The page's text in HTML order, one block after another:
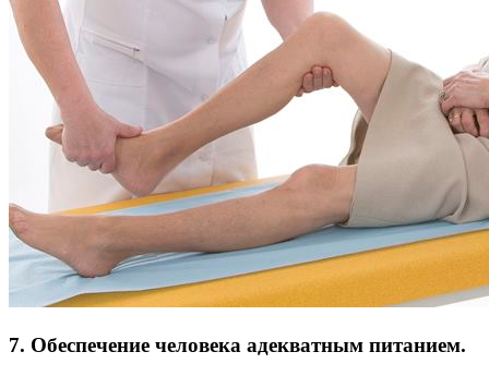
7. Обеспечение человека адекватным питанием.